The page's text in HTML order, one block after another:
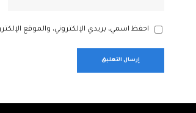
احفظ اسمي، بريدي الإلكتروني، والموقع